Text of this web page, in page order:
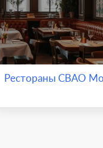
Рестораны СВАО